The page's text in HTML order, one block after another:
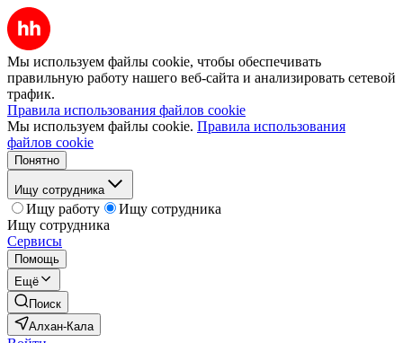
Мы используем файлы cookie, чтобы обеспечивать
правильную работу нашего веб-сайта и анализировать сетевой
трафик.
Правила использования файлов cookie
Мы используем файлы cookie. Правила использования
файлов cookie
Понятно
Ищу сотрудника
Ищу работу
Ищу сотрудника
Ищу сотрудника
Сервисы
Помощь
Ещё
Поиск
Алхан-Кала